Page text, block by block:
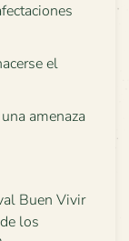
el
amenaza
Buen Vivir
los